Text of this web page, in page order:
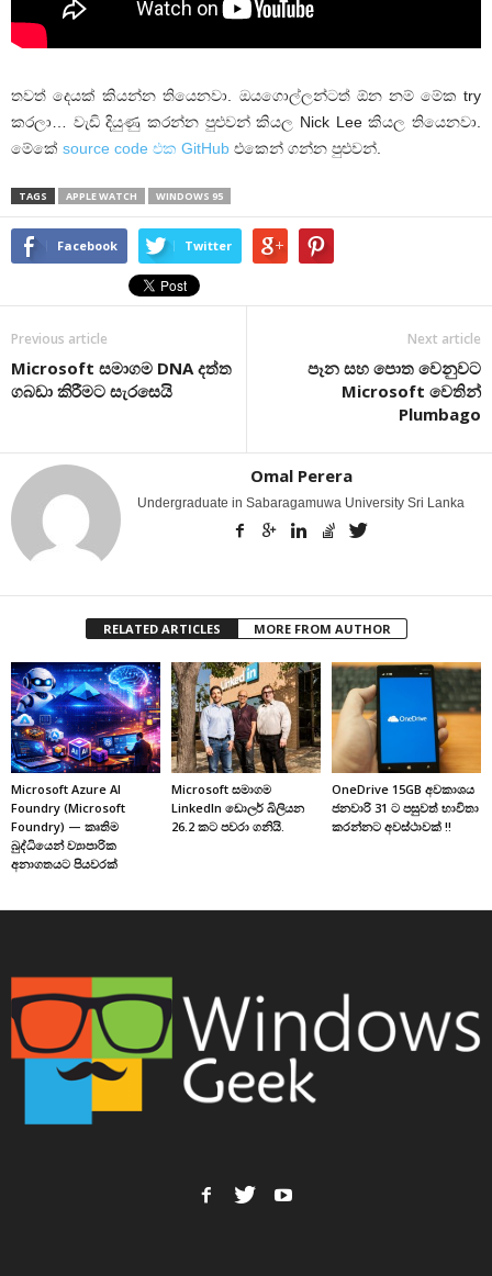
තවත් දෙයක් කියන්න තියෙනවා. ඔයගොල්ලන්ටත් ඕන නම් මේක try
කරලා… වැඩි දියුණු කරන්න පුළුවන් කියල Nick Lee කියල තියෙනවා.
මේකේ source code එක GitHub එකෙන් ගන්න පුළුවන්.
TAGS APPLE WATCH WINDOWS 95
Facebook Twitter
Previous article
Microsoft සමාගම DNA දත්ත
ගබඩා කිරීමට සැරසෙයි
Next article
පෑන සහ පොත වෙනුවට
Microsoft වෙතින්
Plumbago
Omal Perera
Undergraduate in Sabaragamuwa University Sri Lanka
RELATED ARTICLES MORE FROM AUTHOR
Microsoft Azure AI
Foundry (Microsoft
Foundry) — කෘතිම
බුද්ධියෙන් ව්‍යාපාරික
අනාගතයට පියවරක්
Microsoft සමාගම
LinkedIn ඩොලර් බිලියන
26.2 කට පවරා ගනියි.
OneDrive 15GB අවකාශය
ජනවාරි 31 ට පසුවත් භාවිතා
කරන්නට අවස්ථාවක් !!